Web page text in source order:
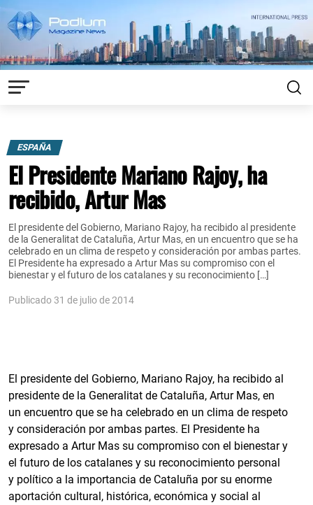
ESPAÑA
El Presidente Mariano Rajoy, ha
recibido, Artur Mas
El presidente del Gobierno, Mariano Rajoy, ha recibido al presidente
de la Generalitat de Cataluña, Artur Mas, en un encuentro que se ha
celebrado en un clima de respeto y consideración por ambas partes.
El Presidente ha expresado a Artur Mas su compromiso con el
bienestar y el futuro de los catalanes y su reconocimiento […]
Publicado 31 de julio de 2014
El presidente del Gobierno, Mariano Rajoy, ha recibido al
presidente de la Generalitat de Cataluña, Artur Mas, en
un encuentro que se ha celebrado en un clima de respeto
y consideración por ambas partes. El Presidente ha
expresado a Artur Mas su compromiso con el bienestar y
el futuro de los catalanes y su reconocimiento personal
y político a la importancia de Cataluña por su enorme
aportación cultural, histórica, económica y social al